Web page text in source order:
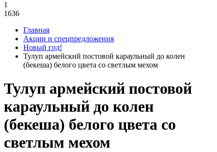
1
1636
Главная
Акции и спецпредложения
Новый год!
Тулуп армейский постовой караульный до колен
(бекеша) белого цвета со светлым мехом
Тулуп армейский постовой
караульный до колен
(бекеша) белого цвета со
светлым мехом